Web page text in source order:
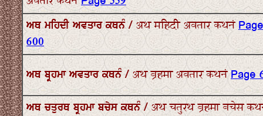
ਅਥ ਮਹਿਦੀ ਅਵਤਾਰ ਕਥਨੰ / अथ महिदी अवतार कथनंPage
600
ਅਥ ਬ੍ਰਹਮਾ ਅਵਤਾਰ ਕਥਨੰ / अथ ब्रहमा अवतार कथनंPage
ਅਥ ਚਤੁਰਥ ਬ੍ਰਹਮਾ ਬਚੇਸ ਕਥਨੰ / अथ चतुरथ ब्रहमा बचेस